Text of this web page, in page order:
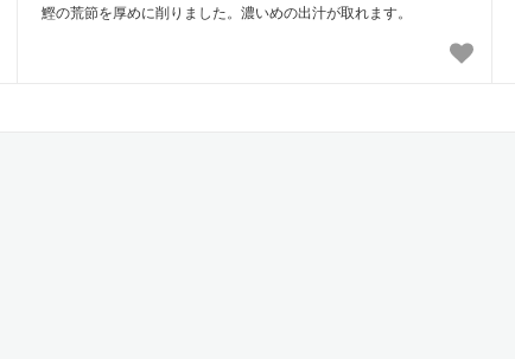
鰹の荒節を厚めに削りました。濃いめの出汁が取れます。